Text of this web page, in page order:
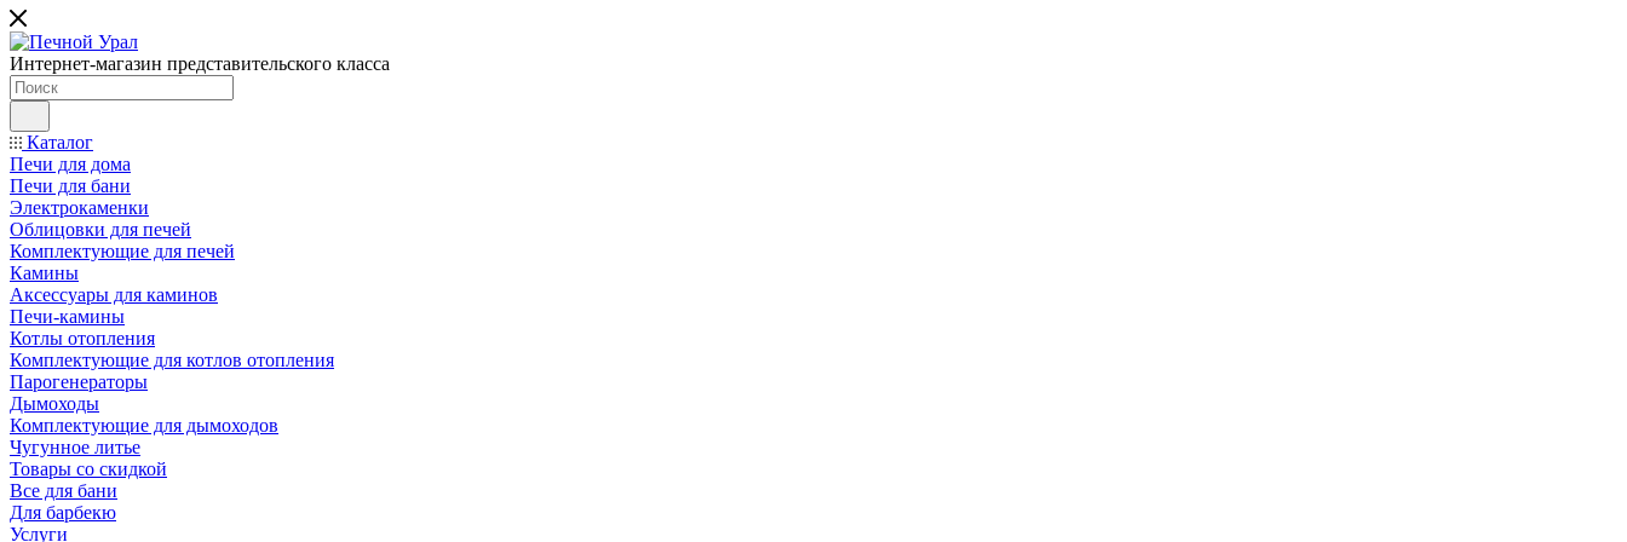
Интернет-магазин представительского класса
Каталог
Печи для дома
Печи для бани
Электрокаменки
Облицовки для печей
Комплектующие для печей
Камины
Аксессуары для каминов
Печи-камины
Котлы отопления
Комплектующие для котлов отопления
Парогенераторы
Дымоходы
Комплектующие для дымоходов
Чугунное литье
Товары со скидкой
Все для бани
Для барбекю
Услуги